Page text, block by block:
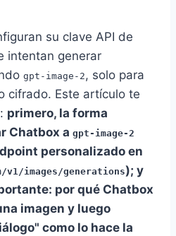
su clave API de
intentan generar
gpt-image-2, solo para
cifrado. Este artículo te
primero, la forma
Chatbox a gpt-image-2
personalizado en
images/generations); y
por qué Chatbox
imagen y luego
como lo hace la